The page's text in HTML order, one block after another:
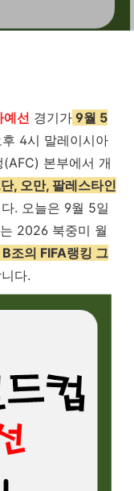
선 경기가 9월 5
4시 말레이시아
본부에서 개
, 오만, 팔레스타인
. 오늘은 9월 5일
2026 북중미 월
조의 FIFA랭킹 그
다.